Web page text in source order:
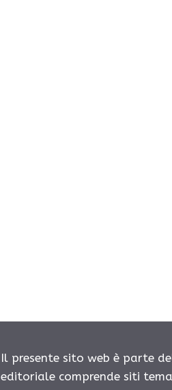
Il presente sito web è parte
editoriale comprende siti